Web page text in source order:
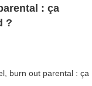
: ça
?